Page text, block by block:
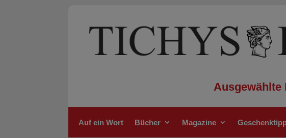
Auf ein Wort Bücher Magazine